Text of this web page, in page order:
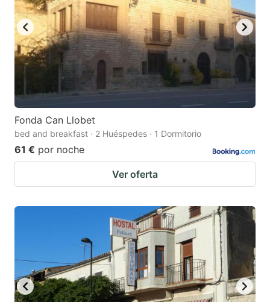
key
to
get
the
keyboard
shortcuts
for
changing
dates.
key
to
get
the
keyboard
shortcuts
changing
Fonda Can Llobet
bed and breakfast · 2 Huéspedes · 1 Dormitorio
61 € por noche
Ver oferta